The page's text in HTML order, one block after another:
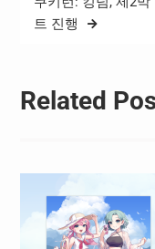
하는 ‘범정부 AI…
트 진행
Related